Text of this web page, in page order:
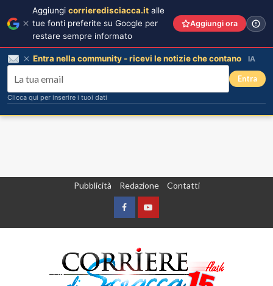
Pubblicità Redazione Contatti
FacebookYountube
Aggiungi corrieredisciacca.it alle
tue fonti preferite su Google per
restare sempre informato
Aggiungi ora
Entra nella community - ricevi le notizie che contano IA
Entra
Clicca qui per inserire i tuoi dati